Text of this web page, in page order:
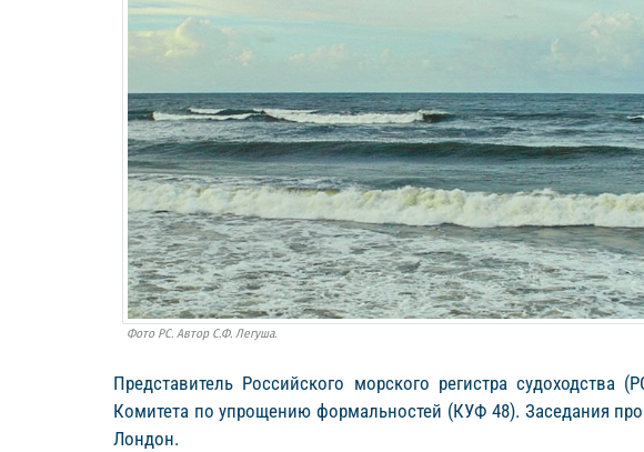
Фото РС. Автор С.Ф. Легуша.
Представитель Российского морского регистра
Комитета по упрощению формальностей (КУФ 48). Заседания
Лондон.